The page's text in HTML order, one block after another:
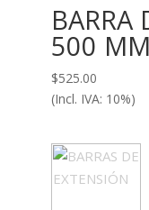
BARRA
500
$525.00
(Incl. IVA: 10%)